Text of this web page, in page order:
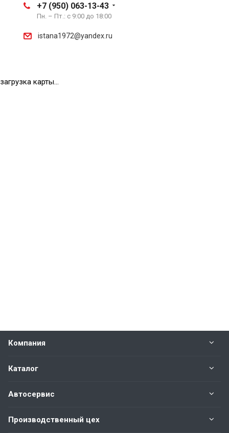
+7 (950) 063-13-43
Пн. – Пт.: с 9:00 до 18:00
istana1972@yandex.ru
загрузка карты...
Компания
Каталог
Автосервис
Производственный цех